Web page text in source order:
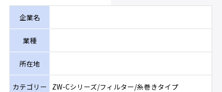
企業名
業種
所在地
カテゴリー ZW-Cシリーズ/フィルター/糸巻きタイプ